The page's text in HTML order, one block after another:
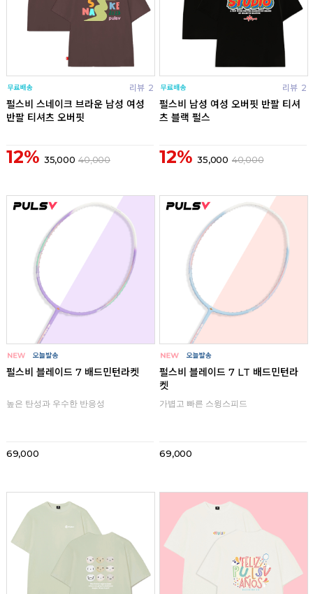
리뷰 2
펄스비 스네이크 브라운 남성 여성
반팔 티셔츠 오버핏
12% 35,000 40,000
리뷰 2
펄스비 남성 여성 오버핏 반팔 티셔
츠 블랙 펄스
12% 35,000 40,000
펄스비 블레이드 7 배드민턴라켓
높은 탄성과 우수한 반응성
69,000
펄스비 블레이드 7 LT 배드민턴라
켓
가볍고 빠른 스윙스피드
69,000